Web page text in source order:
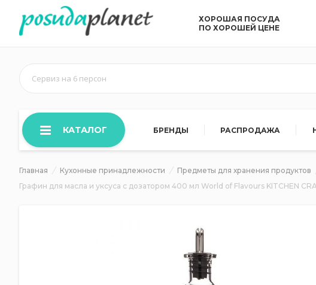
ХОРОШАЯ ПОСУДА
ПО ХОРОШЕЙ ЦЕНЕ
Сервиз на 6 персон
КАТАЛОГ БРЕНДЫ РАСПРОДАЖА
Главная Кухонные принадлежности Предметы для хранения продуктов
Графин для масла и уксуса с дозатором 400 мл World of Flavours KITCHEN